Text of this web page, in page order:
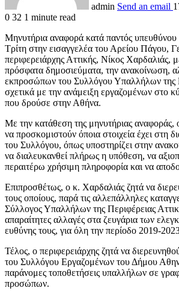
admin Send an email
0 32 1 minute read
Μηνυτήρια αναφορά κατά παντός
Τρίτη στην εισαγγελέα του Αρείου Πάγου,
περιφερειάρχης Αττικής, Νίκος Χαρδαλιάς,
πρόσφατα δημοσιεύματα, την ανακοίνωση,
εκπροσώπων του Συλλόγου Υπαλλήλων της
σχετικά με την ανάμειξη εργαζομένων στο
που δρούσε στην Αθήνα.
Με την κατάθεση της μηνυτήριας αναφοράς,
να προσκομιστούν όποια στοιχεία έχει στη
του Συλλόγου, όπως υποστηρίζει στην
να διαλευκανθεί πλήρως η υπόθεση, να
περαιτέρω χρήσιμη πληροφορία και να
Επιπροσθέτως, ο κ. Χαρδαλιάς ζητά να
τους οποίους, παρά τις αλλεπάλληλες
Σύλλογος Υπαλλήλων της Περιφέρειας
απαραίτητες αλλαγές στα ζευγάρια των
ευθύνης τους, για όλη την περίοδο 2019-
Τέλος, ο περιφερειάρχης ζητά να
του Συλλόγου Εργαζομένων του Δήμου
παράνομες τοποθετήσεις υπαλλήλων σε
προσώπων.